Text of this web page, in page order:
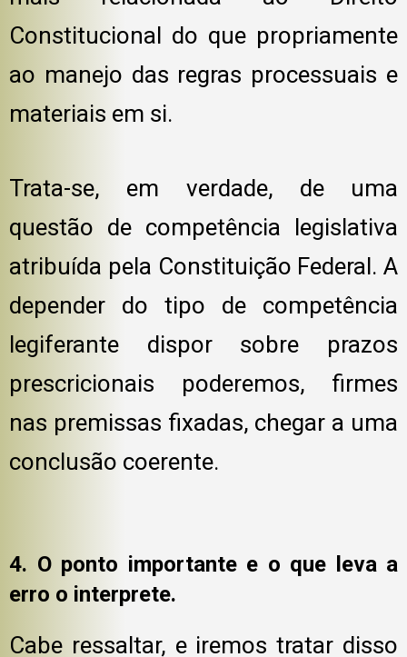
Constitucional do que propriamente
ao manejo das regras processuais e
materiais em si.
Trata-se, em verdade, de uma
questão de competência legislativa
atribuída pela Constituição Federal. A
depender do tipo de competência
legiferante dispor sobre prazos
prescricionais poderemos, firmes
nas premissas fixadas, chegar a uma
conclusão coerente.
4. O ponto importante e o que leva a
erro o interprete.
Cabe ressaltar, e iremos tratar disso